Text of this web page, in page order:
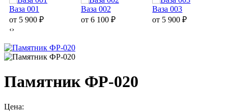
Ваза 001
от 5 900 ₽
Ваза 002
от 6 100 ₽
Ваза 003
от 5 900₽
‹›
Памятник ФР-020
Цена: